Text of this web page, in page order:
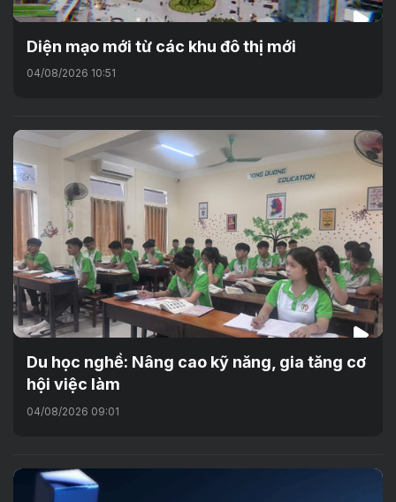
Diện mạo mới từ các khu đô thị mới
04/08/2026 10:51
Du học nghề: Nâng cao kỹ năng, gia tăng cơ
hội việc làm
04/08/2026 09:01